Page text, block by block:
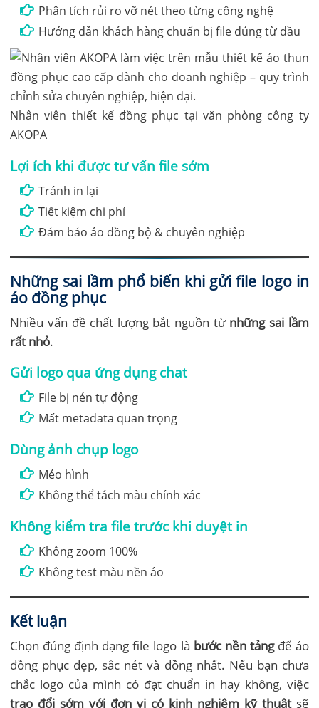
Phân tích rủi ro vỡ nét theo từng công nghệ
Hướng dẫn khách hàng chuẩn bị file đúng từ đầu
Nhân viên thiết kế đồng phục tại văn phòng công ty
AKOPA
Lợi ích khi được tư vấn file sớm
Tránh in lại
Tiết kiệm chi phí
Đảm bảo áo đồng bộ & chuyên nghiệp
Những sai lầm phổ biến khi gửi file logo in
áo đồng phục
Nhiều vấn đề chất lượng bắt nguồn từ những sai lầm
rất nhỏ.
Gửi logo qua ứng dụng chat
File bị nén tự động
Mất metadata quan trọng
Dùng ảnh chụp logo
Méo hình
Không thể tách màu chính xác
Không kiểm tra file trước khi duyệt in
Không zoom 100%
Không test màu nền áo
Kết luận
Chọn đúng định dạng file logo là bước nền tảngđể áo
đồng phục đẹp, sắc nét và đồng nhất. Nếu bạn chưa
chắc logo của mình có đạt chuẩn in hay không, việc
trao đổi sớm với đơn vị có kinh nghiệm kỹ thuậtsẽ